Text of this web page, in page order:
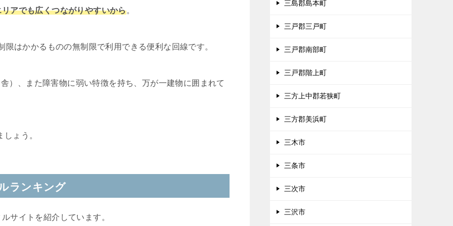
アでも広くつながりやすいから。
はかかるものの無制限で利用できる便利な回線です。
）、また障害物に弱い特徴を持ち、万が一建物に囲まれて
ょう。
ランキング
サイトを紹介しています。
三島郡島本町
三戸郡三戸町
三戸郡南部町
三戸郡階上町
三方上中郡若狭町
三方郡美浜町
三木市
三条市
三次市
三沢市